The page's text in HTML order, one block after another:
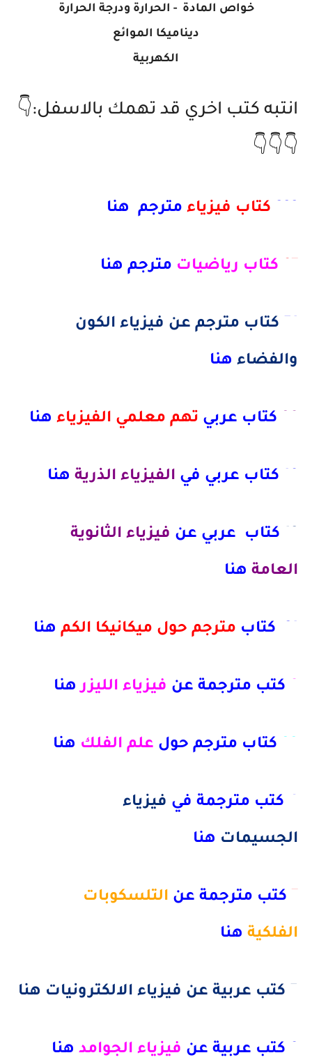
خواص المادة - الحرارة ودرجة الحرارة
ديناميكا الموائع
الكهربية
انتبه كتب اخري قد تهمك بالاسفل:👇
👇👇👇
كتاب فيزياء مترجم هنا
كتاب رياضيات مترجم هنا
كتاب مترجم عن فيزياء الكون
والفضاء هنا
كتاب عربي تهم معلمي الفيزياء هنا
الفيزياء الذرية هنا
كتاب عربي عن فيزياء الثانوية
العامة هنا
مترجم حول ميكانيكا الكم هنا
كتب مترجمة عن فيزياء الليزرهنا
كتاب مترجم حول علم الفلك هنا
فيزياء
الجسيمات هنا
كتب مترجمة عن التلسكوبات
الفلكية هنا
فيزياء الجوامد هنا